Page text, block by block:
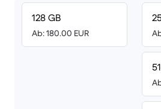
128 GB
Ab: 180.00 EUR